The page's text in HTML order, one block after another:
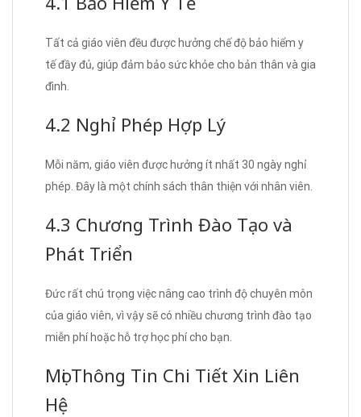
Tất cả giáo viên đều được hưởng chế độ bảo hiểm y
tế đầy đủ, giúp đảm bảo sức khỏe cho bản thân và gia
đình.
4.2 Nghỉ Phép Hợp Lý
Mỗi năm, giáo viên được hưởng ít nhất 30 ngày nghỉ
phép. Đây là một chính sách thân thiện với nhân viên.
4.3 Chương Trình Đào Tạo và
Phát Triển
Đức rất chú trọng việc nâng cao trình độ chuyên môn
của giáo viên, vì vậy sẽ có nhiều chương trình đào tạo
miễn phí hoặc hỗ trợ học phí cho bạn.
Mọi Thông Tin Chi Tiết Xin Liên
Hệ